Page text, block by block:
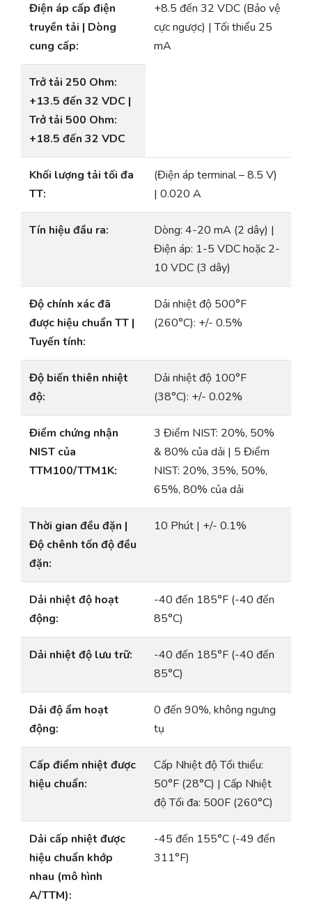
Điện áp cấp điện
truyền tải | Dòng
cung cấp:
+8.5 đến 32 VDC (Bảo vệ
cực ngược) | Tối thiểu 25
mA
Trở tải 250 Ohm:
+13.5 đến 32 VDC |
Trở tải 500 Ohm:
+18.5 đến 32 VDC
Khối lượng tải tối đa
TT:
(Điện áp terminal – 8.5 V)
| 0.020 A
Tín hiệu đầu ra:
Dòng: 4-20 mA (2 dây) |
Điện áp: 1-5 VDC hoặc 2-
10 VDC (3 dây)
Độ chính xác đã
được hiệu chuẩn TT |
Tuyến tính:
Dải nhiệt độ 500°F
(260°C): +/- 0.5%
Độ biến thiên nhiệt
độ:
Dải nhiệt độ 100°F
(38°C): +/- 0.02%
Điểm chứng nhận
NIST của
TTM100/TTM1K:
3 Điểm NIST: 20%, 50%
& 80% của dải | 5 Điểm
NIST: 20%, 35%, 50%,
65%, 80% của dải
Thời gian đều đặn |
Độ chênh tốn độ đều
đặn:
10 Phút | +/- 0.1%
Dải nhiệt độ hoạt
động:
-40 đến 185°F (-40 đến
85°C)
Dải nhiệt độ lưu trữ:
-40 đến 185°F (-40 đến
85°C)
Dải độ ẩm hoạt
động:
0 đến 90%, không ngưng
tụ
Cấp điểm nhiệt được
hiệu chuẩn:
Cấp Nhiệt độ Tối thiểu:
50°F (28°C) | Cấp Nhiệt
độ Tối đa: 500F (260°C)
Dải cấp nhiệt được
hiệu chuẩn khớp
nhau (mô hình
A/TTM):
-45 đến 155°C (-49 đến
311°F)